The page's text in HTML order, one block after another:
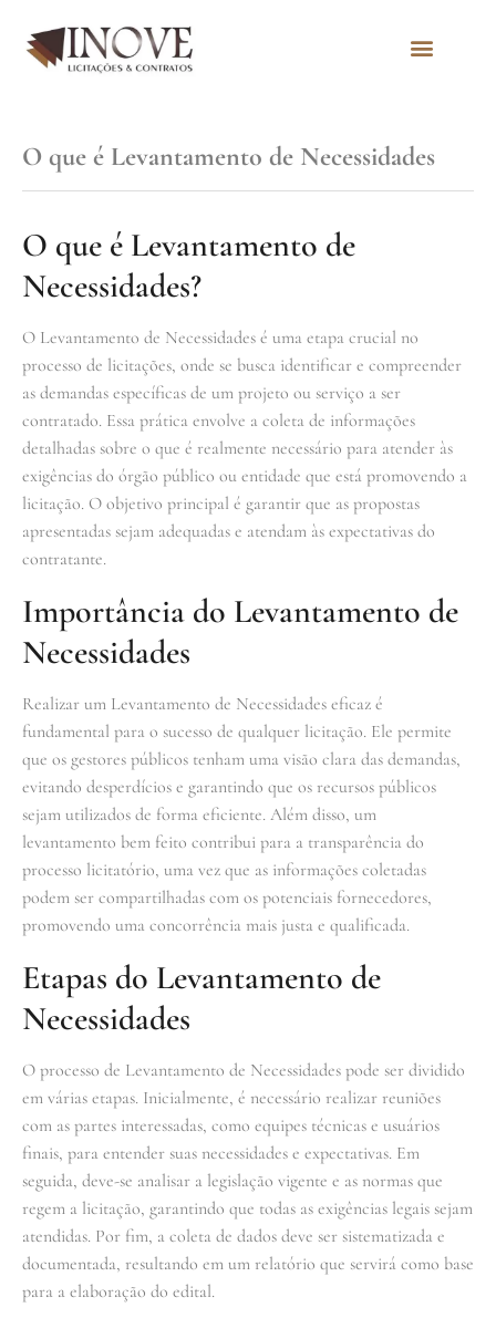
O que é Levantamento de Necessidades
O que é Levantamento de
Necessidades?
O Levantamento de Necessidades é uma etapa crucial no
processo de licitações, onde se busca identificar e compreender
as demandas específicas de um projeto ou serviço a ser
contratado. Essa prática envolve a coleta de informações
detalhadas sobre o que é realmente necessário para atender às
exigências do órgão público ou entidade que está promovendo a
licitação. O objetivo principal é garantir que as propostas
apresentadas sejam adequadas e atendam às expectativas do
contratante.
Importância do Levantamento de
Necessidades
Realizar um Levantamento de Necessidades eficaz é
fundamental para o sucesso de qualquer licitação. Ele permite
que os gestores públicos tenham uma visão clara das demandas,
evitando desperdícios e garantindo que os recursos públicos
sejam utilizados de forma eficiente. Além disso, um
levantamento bem feito contribui para a transparência do
processo licitatório, uma vez que as informações coletadas
podem ser compartilhadas com os potenciais fornecedores,
promovendo uma concorrência mais justa e qualificada.
Etapas do Levantamento de
Necessidades
O processo de Levantamento de Necessidades pode ser dividido
em várias etapas. Inicialmente, é necessário realizar reuniões
com as partes interessadas, como equipes técnicas e usuários
finais, para entender suas necessidades e expectativas. Em
seguida, deve-se analisar a legislação vigente e as normas que
regem a licitação, garantindo que todas as exigências legais sejam
atendidas. Por fim, a coleta de dados deve ser sistematizada e
documentada, resultando em um relatório que servirá como base
para a elaboração do edital.